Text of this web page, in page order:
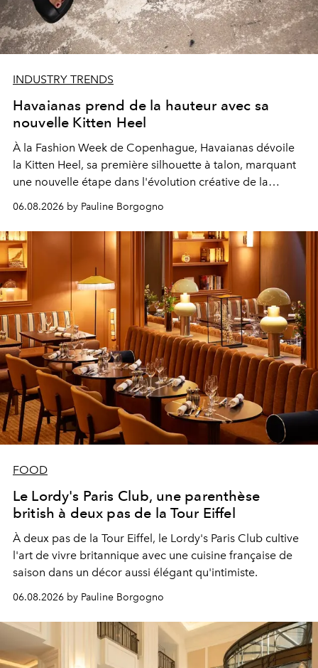
INDUSTRY TRENDS
Havaianas prend de la hauteur avec sa
nouvelle Kitten Heel
À la Fashion Week de Copenhague, Havaianas dévoile
la Kitten Heel, sa première silhouette à talon, marquant
une nouvelle étape dans l'évolution créative de la
06.08.2026 by Pauline Borgogno
FOOD
Le Lordy's Paris Club, une parenthèse
british à deux pas de la Tour Eiffel
À deux pas de la Tour Eiffel, le Lordy's Paris Club cultive
l'art de vivre britannique avec une cuisine française de
saison dans un décor aussi élégant qu'intimiste.
06.08.2026 by Pauline Borgogno